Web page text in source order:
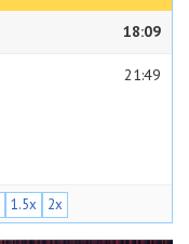
18:09
21:49
1.5x 2x